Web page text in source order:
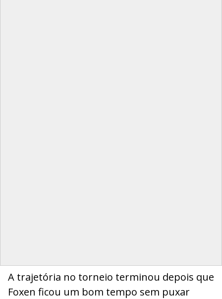
A trajetória no torneio terminou depois que
Foxen ficou um bom tempo sem puxar